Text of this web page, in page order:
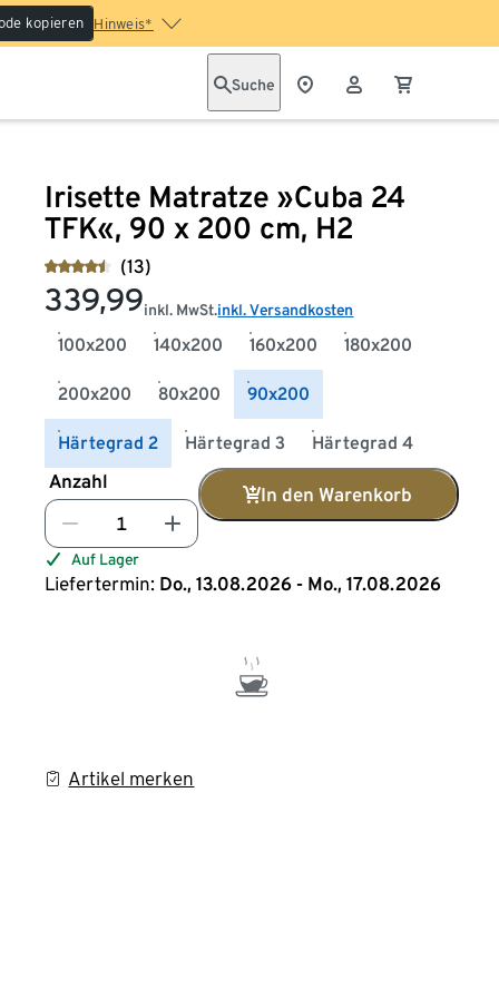
kopieren Hinweis*
Suche
Irisette Matratze »Cuba 24
TFK«, 90 x 200 cm, H2
(13)
339,99inkl. MwSt.inkl. Versandkosten
100x200 140x200 160x200 180x200
200x200 80x200 90x200
Härtegrad 2 Härtegrad 3 Härtegrad 4
Anzahl
In den Warenkorb
Auf Lager
Liefertermin: Do., 13.08.2026 - Mo., 17.08.2026
Artikel merken